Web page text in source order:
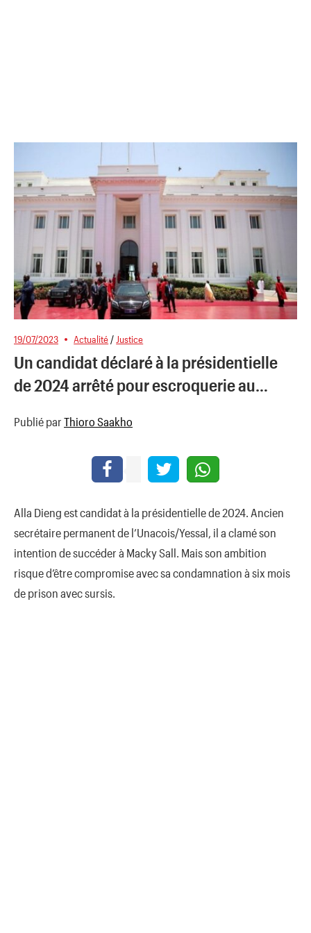
19/07/2023 Actualité / Justice
Un candidat déclaré à la présidentielle
de 2024 arrêté pour escroquerie au…
Publié par Thioro Saakho
Alla Dieng est candidat à la présidentielle de 2024. Ancien
secrétaire permanent de l’Unacois/Yessal, il a clamé son
intention de succéder à Macky Sall. Mais son ambition
risque d’être compromise avec sa condamnation à six mois
de prison avec sursis.